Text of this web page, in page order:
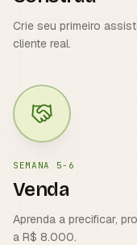
Crie seu primeiro
cliente real.
SEMANA 5-6
Venda
Aprenda a precificar,
a R$ 8.000.